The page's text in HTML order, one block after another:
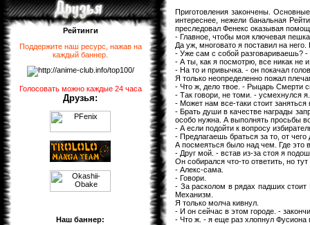
Рейтинги
Поддержите наш ресурс, нажав на
каждый баннер
Голосовать можно каждые 24 часа
Друзья:
Наш баннер:
Приготовления закончены.
интереснее, нежели банальная
преследовал Фенекс оказывая
- Главное, чтобы моя ключевая
Да уж, многовато я поставил на
- Уже сам с собой разговариваешь?
- А ты, как я посмотрю, все никак не
- На то и привычка. - он покачал
Я только неопределенно пожал
- Что ж, дело твое. - Рыцарь Смерти
- Так говори, не томи. - усмехнулся я.
- Может нам все-таки стоит заняться
- Брать души в качестве награды
особо нужна. А выполнять просьбы
- А если подойти к вопросу
- Предлагаешь браться за то, от
А посмеяться было над чем. Где это
- Друг мой. - встав из-за стоя я
Он собирался что-то ответить, но
- Алекс-сама.
- Говори.
- За расколом в рядах падших стоит
Механизм.
Я только молча кивнул.
- И он сейчас в этом городе. -
- Что ж. - я еще раз хлопнул